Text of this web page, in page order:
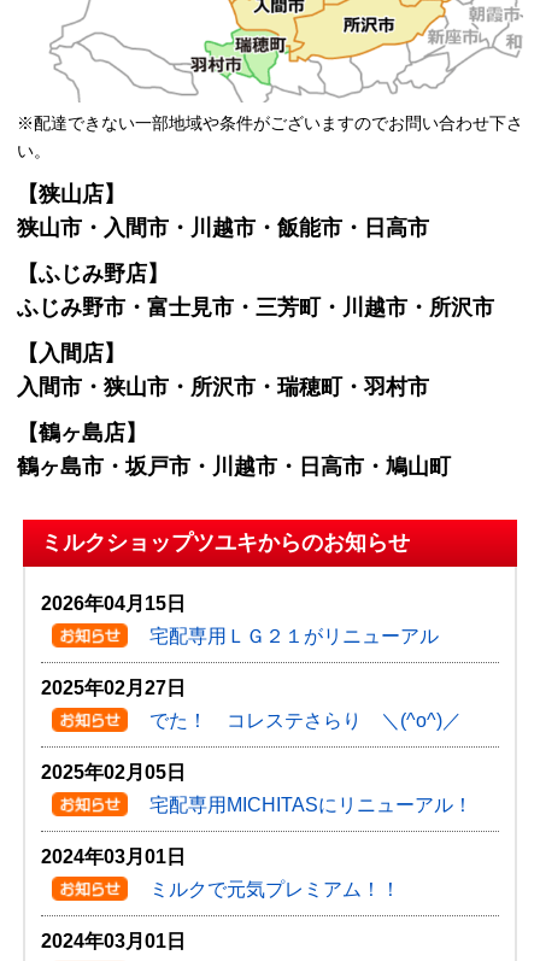
※配達できない一部地域や条件がございますのでお問い合わせ下さ
い。
【狭山店】
狭山市・入間市・川越市・飯能市・日高市
【ふじみ野店】
ふじみ野市・富士見市・三芳町・川越市・所沢市
【入間店】
入間市・狭山市・所沢市・瑞穂町・羽村市
【鶴ヶ島店】
鶴ヶ島市・坂戸市・川越市・日高市・鳩山町
ミルクショップツユキからのお知らせ
2026年04月15日
宅配専用ＬＧ２１がリニューアル
2025年02月27日
でた！ コレステさらり ＼(^o^)／
2025年02月05日
宅配専用MICHITASにリニューアル！
2024年03月01日
ミルクで元気プレミアム！！
2024年03月01日